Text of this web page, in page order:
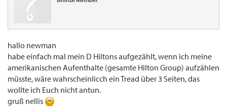
hallo newman
habe einfach mal mein D Hiltons aufgezählt, wenn ich meine
amerikanischen Aufenthalte (gesamte Hilton Group) aufzählen
müsste, wäre wahrscheinlicch ein Tread über 3 Seiten, das
wollte ich Euch nicht antun.
gruß nellis